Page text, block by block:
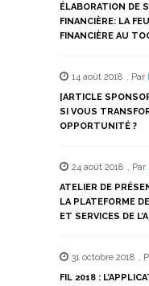
ÉLABORATION DE
FINANCIÈRE: LA
FINANCIÈRE AU
14 août 2018 , Par
[ARTICLE
SI VOUS
OPPORTUNITÉ ?
24 août 2018 , Par
ATELIER DE
LA PLATEFORME
ET SERVICES DE
31 octobre 2018 ,
FIL 2018 :